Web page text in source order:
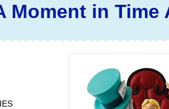
Moment in Time